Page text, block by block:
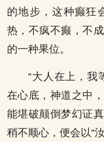
的地步，这种癫狂
热，不疯不癫，不
的一种果位。
“大人在上，
在心底，神道之中
能堪破颠倒梦幻证
稍不顺心，便会以“